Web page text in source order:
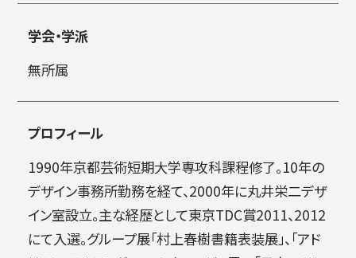
学会・学派
無所属
プロフィール
1990年京都芸術短期大学専攻科課程修了。10年の
デザイン事務所勤務を経て、2000年に丸井栄二デザ
イン室設立。主な経歴として東京TDC賞2011、2012
にて入選。グループ展「村上春樹書籍表装展」、「アド